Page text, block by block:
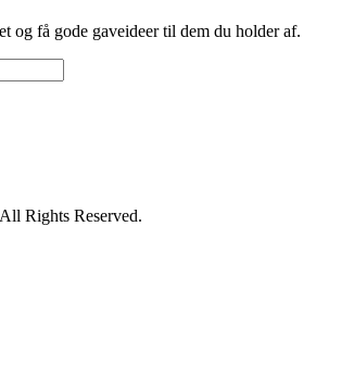
og få gode gaveideer til dem du holder af.
Rights Reserved.